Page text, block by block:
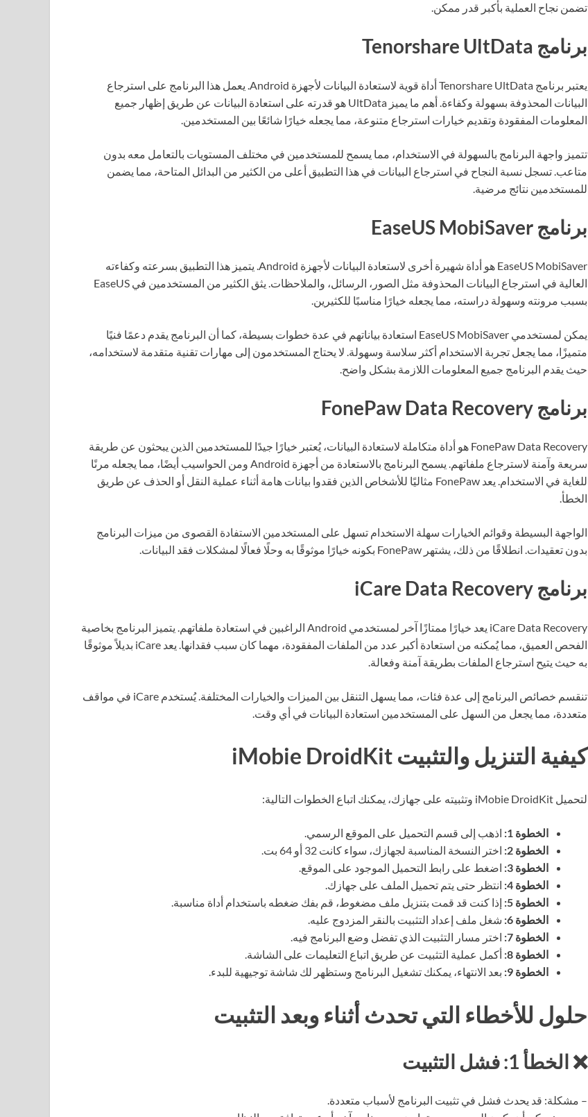
تضمن نجاح العملية بأكبر قدر ممكن.
برنامج Tenorshare UltData
يعتبر برنامج Tenorshare UltData أداة قوية لاستعادة البيانات لأجهزة Android. يعمل هذا البرنامج على استرجاع
البيانات المحذوفة بسهولة وكفاءة. أهم ما يميز UltData هو قدرته على استعادة البيانات عن طريق إظهار جميع
المعلومات المفقودة وتقديم خيارات استرجاع متنوعة، مما يجعله خيارًا شائعًا بين المستخدمين.
تتميز واجهة البرنامج بالسهولة في الاستخدام، مما يسمح للمستخدمين في مختلف المستويات بالتعامل معه بدون
متاعب. تسجل نسبة النجاح في استرجاع البيانات في هذا التطبيق أعلى من الكثير من البدائل المتاحة، مما يضمن
للمستخدمين نتائج مرضية.
برنامج EaseUS MobiSaver
EaseUS MobiSaver هو أداة شهيرة أخرى لاستعادة البيانات لأجهزة Android. يتميز هذا التطبيق بسرعته وكفاءته
العالية في استرجاع البيانات المحذوفة مثل الصور، الرسائل، والملاحظات. يثق الكثير من المستخدمين في EaseUS
بسبب مرونته وسهولة دراسته، مما يجعله خيارًا مناسبًا للكثيرين.
يمكن لمستخدمي EaseUS MobiSaver استعادة بياناتهم في عدة خطوات بسيطة، كما أن البرنامج يقدم دعمًا فنيًا
متميزًا، مما يجعل تجربة الاستخدام أكثر سلاسة وسهولة. لا يحتاج المستخدمون إلى مهارات تقنية متقدمة لاستخدامه،
حيث يقدم البرنامج جميع المعلومات اللازمة بشكل واضح.
برنامج FonePaw Data Recovery
FonePaw Data Recovery هو أداة متكاملة لاستعادة البيانات، يُعتبر خيارًا جيدًا للمستخدمين الذين يبحثون عن طريقة
سريعة وآمنة لاسترجاع ملفاتهم. يسمح البرنامج بالاستعادة من أجهزة Android ومن الحواسيب أيضًا، مما يجعله مرنًا
للغاية في الاستخدام. يعد FonePaw مثاليًا للأشخاص الذين فقدوا بيانات هامة أثناء عملية النقل أو الحذف عن طريق
الخطأ.
الواجهة البسيطة وقوائم الخيارات سهلة الاستخدام تسهل على المستخدمين الاستفادة القصوى من ميزات البرنامج
بدون تعقيدات. انطلاقًا من ذلك، يشتهر FonePaw بكونه خيارًا موثوقًا به وحلًا فعالًا لمشكلات فقد البيانات.
برنامج iCare Data Recovery
iCare Data Recovery يعد خيارًا ممتازًا آخر لمستخدمي Android الراغبين في استعادة ملفاتهم. يتميز البرنامج بخاصية
الفحص العميق، مما يُمكنه من استعادة أكبر عدد من الملفات المفقودة، مهما كان سبب فقدانها. يعد iCare بديلاً موثوقًا
به حيث يتيح استرجاع الملفات بطريقة آمنة وفعالة.
تنقسم خصائص البرنامج إلى عدة فئات، مما يسهل التنقل بين الميزات والخيارات المختلفة. يُستخدم iCare في مواقف
متعددة، مما يجعل من السهل على المستخدمين استعادة البيانات في أي وقت.
كيفية التنزيل والتثبيت iMobie DroidKit
لتحميل iMobie DroidKit وتثبيته على جهازك، يمكنك اتباع الخطوات التالية:
الخطوة 1:
اذهب إلى قسم التحميل على الموقع الرسمي.
الخطوة 2:
اختر النسخة المناسبة لجهازك، سواء كانت 32 أو 64 بت.
الخطوة 3:
اضغط على رابط التحميل الموجود على الموقع.
الخطوة 4:
انتظر حتى يتم تحميل الملف على جهازك.
الخطوة 5:
إذا كنت قد قمت بتنزيل ملف مضغوط، قم بفك ضغطه باستخدام أداة مناسبة.
الخطوة 6:
شغل ملف إعداد التثبيت بالنقر المزدوج عليه.
الخطوة 7:
اختر مسار التثبيت الذي تفضل وضع البرنامج فيه.
الخطوة 8:
أكمل عملية التثبيت عن طريق اتباع التعليمات على الشاشة.
الخطوة 9:
بعد الانتهاء، يمكنك تشغيل البرنامج وستظهر لك شاشة توجيهية للبدء.
حلول للأخطاء التي تحدث أثناء وبعد التثبيت
❌ الخطأ 1: فشل التثبيت
– مشكلة: قد يحدث فشل في تثبيت البرنامج لأسباب متعددة.